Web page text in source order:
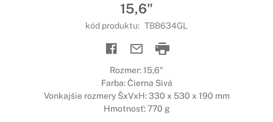
15,6"
kód produktu: TBB634GL
Rozmer: 15,6"
Farba: Čierna Sivá
Vonkajšie rozmery ŠxVxH: 330 x 530 x 190 mm
Hmotnosť: 770 g